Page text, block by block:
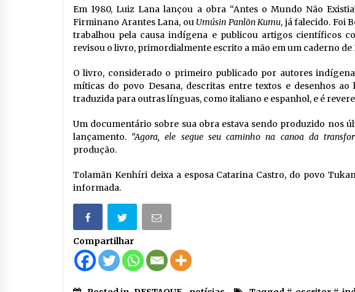
Em 1980, Luiz Lana lançou a obra “Antes o Mundo Não
Firminano Arantes Lana, ou Umúsin Panlõn Kumu, já falecido. Foi
trabalhou pela causa indígena e publicou artigos científicos
revisou o livro, primordialmente escrito a mão em um caderno de
O livro, considerado o primeiro publicado por autores
míticas do povo Desana, descritas entre textos e desenhos
traduzida para outras línguas, como italiano e espanhol, e é
Um documentário sobre sua obra estava sendo produzido nos
lançamento. “Agora, ele segue seu caminho na canoa da
produção.
Tolamãn Kenhíri deixa a esposa Catarina Castro, do povo
informada.
Compartilhar